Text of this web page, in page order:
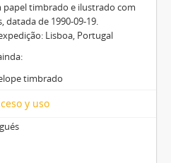
papel timbrado e ilustrado com
datada de 1990-09-19.
Lisboa, Portugal
timbrado
y uso